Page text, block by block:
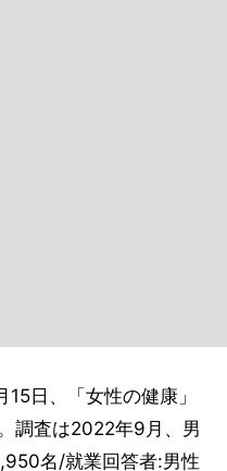
日、「女性の健康」
調査は2022年9月、男
名/就業回答者:男性